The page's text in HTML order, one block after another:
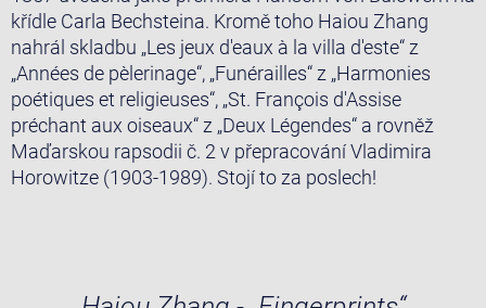
křídle Carla Bechsteina. Kromě toho Haiou Zhang
nahrál skladbu „Les jeux d'eaux à la villa d'este“ z
„Années de pèlerinage“, „Funérailles“ z „Harmonies
poétiques et religieuses“, „St. François d'Assise
préchant aux oiseaux“ z „Deux Légendes“ a rovněž
Maďarskou rapsodii č. 2 v přepracování Vladimira
Horowitze (1903-1989). Stojí to za poslech!